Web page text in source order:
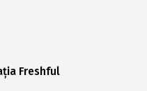
Freshful